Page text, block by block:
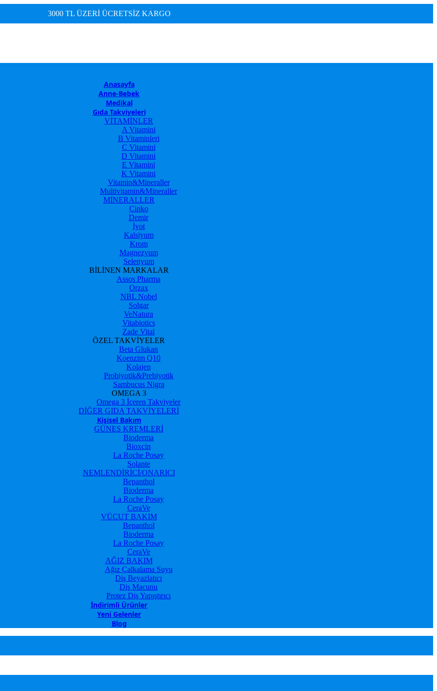
3000 TL ÜZERİ ÜCRETSİZ KARGO
Anasayfa
Anne-Bebek
Medikal
Gıda Takviyeleri
VİTAMİNLER
A Vitamini
B Vitaminleri
C Vitamini
D Vitamini
E Vitamini
K Vitamini
Vitamin&Mineraller
Multivitamin&Mineraller
MİNERALLER
Çinko
Demir
İyot
Kalsiyum
Krom
Magnezyum
Selenyum
BİLİNEN MARKALAR
Assos Pharma
Orzax
NBL Nobel
Solgar
VeNatura
Vitabiotics
Zade Vital
ÖZEL TAKVİYELER
Beta Glukan
Koenzim Q10
Kolajen
Probiyotik&Prebiyotik
Sambucus Nigra
OMEGA 3
Omega 3 İçeren Takviyeler
DİĞER GIDA TAKVİYELERİ
Kişisel Bakım
GÜNEŞ KREMLERİ
Bioderma
Bioxcin
La Roche Posay
Solante
NEMLENDİRİCİ/ONARICI
Bepanthol
Bioderma
La Roche Posay
CeraVe
VÜCUT BAKIM
Bepanthol
Bioderma
La Roche Posay
CeraVe
AĞIZ BAKIM
Ağız Çalkalama Suyu
Diş Beyazlatıcı
Diş Macunu
Protez Diş Yapıştırıcı
İndirimli Ürünler
Yeni Gelenler
Blog